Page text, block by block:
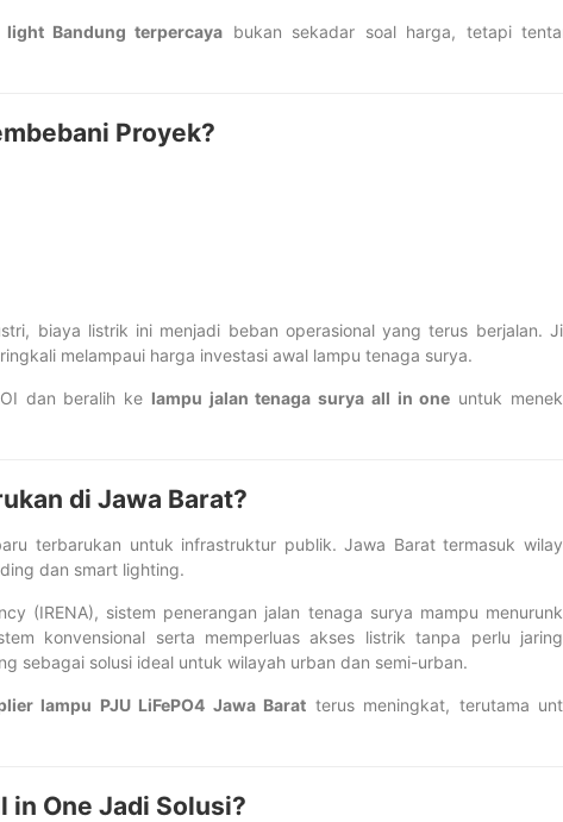
Bandung terpercaya bukan sekadar soal harga, tetapi
Proyek?
biaya listrik ini menjadi beban operasional yang terus berjalan.
melampaui harga investasi awal lampu tenaga surya.
dan beralih ke lampu jalan tenaga surya all in one untuk
di Jawa Barat?
terbarukan untuk infrastruktur publik. Jawa Barat termasuk
dan smart lighting.
(IRENA), sistem penerangan jalan tenaga surya mampu
konvensional serta memperluas akses listrik tanpa perlu
sebagai solusi ideal untuk wilayah urban dan semi-urban.
lampu PJU LiFePO4 Jawa Barat terus meningkat, terutama
in One Jadi Solusi?